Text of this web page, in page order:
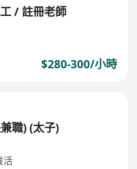
/ 註冊老師
$280-300/小時
職) (太子)
活